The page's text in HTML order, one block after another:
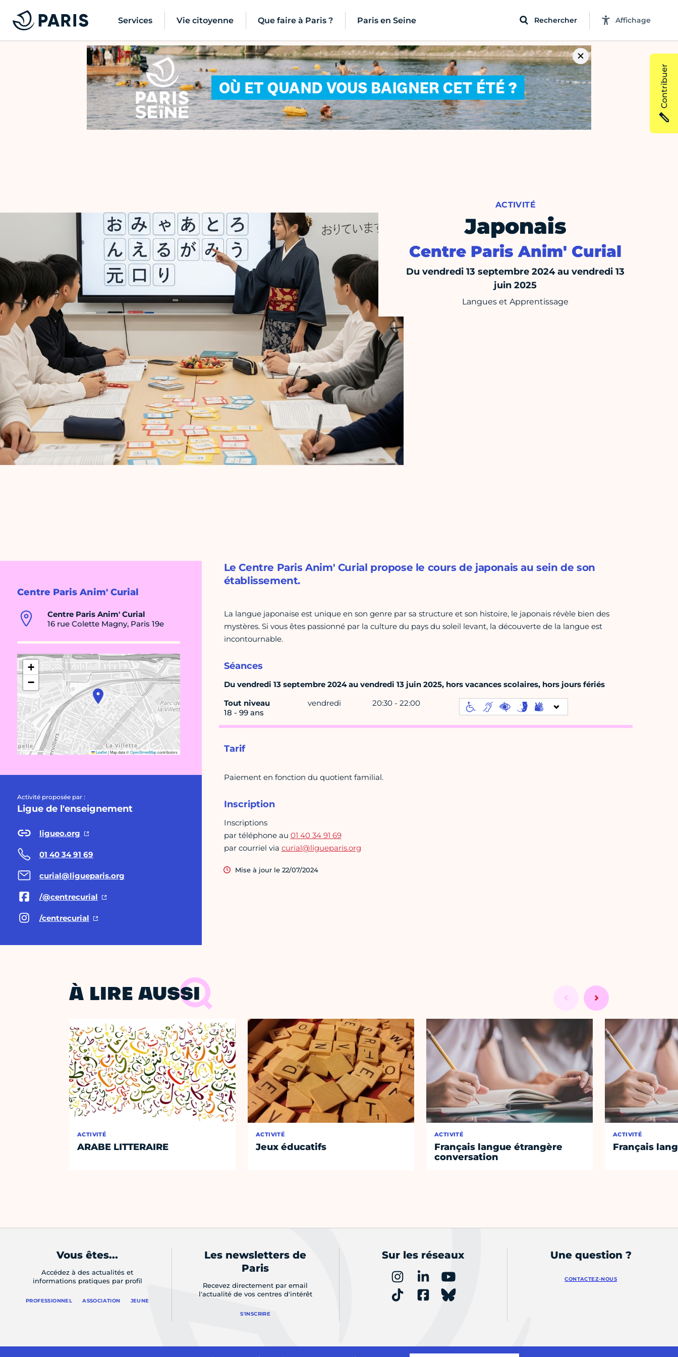
Services Vie citoyenne Que faire à Paris ? Paris en Seine Rechercher Affichage
ACTIVITÉ
Japonais
Centre Paris Anim' Curial
Du vendredi 13 septembre 2024 au vendredi 13
juin 2025
Langues et Apprentissage
Centre Paris Anim' Curial
Centre Paris Anim' Curial
16 rue Colette Magny, Paris 19e
+
−
Leaflet|Map data ©OpenStreetMapcontributors
Activité proposée par :
Ligue de l'enseignement
ligueo.org
01 40 34 91 69
curial@ligueparis.org
/@centrecurial
/centrecurial
Le Centre Paris Anim' Curial propose le cours de japonais au sein de son
établissement.
La langue japonaise est unique en son genre par sa structure et son histoire, le japonais révèle bien des
mystères. Si vous êtes passionné par la culture du pays du soleil levant, la découverte de la langue est
incontournable.
Séances
Du vendredi 13 septembre 2024 au vendredi 13 juin 2025, hors vacances scolaires, hors jours fériés
Tout niveau
18 - 99 ans
vendredi 20:30 - 22:00
Tarif
Paiement en fonction du quotient familial.
Inscription
Inscriptions
par téléphone au 01 40 34 91 69
par courriel via curial@ligueparis.org
Mise à jour le 22/07/2024
À LIRE AUSSI
ACTIVITÉ
ARABE LITTERAIRE
ACTIVITÉ
Jeux éducatifs
ACTIVITÉ
Français langue étrangère
conversation
ACTIVITÉ
Français
Contribuer
Vous êtes...
Accédez à des actualités et
informations pratiques par profil
PROFESSIONNEL ASSOCIATION JEUNE
Les newsletters de
Paris
Recevez directement par email
l'actualité de vos centres d'intérêt
S'INSCRIRE
Sur les réseaux Une question ?
CONTACTEZ-NOUS